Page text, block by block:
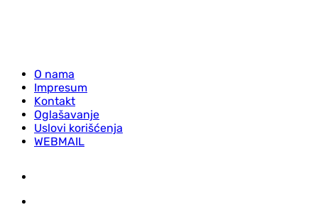
O nama
Impresum
Kontakt
Oglašavanje
Uslovi korišćenja
WEBMAIL